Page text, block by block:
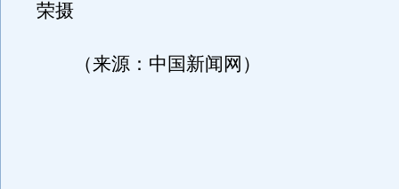
荣摄
（来源：中国新闻网）